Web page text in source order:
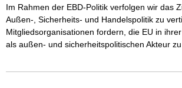
Im Rahmen der EBD-Politik verfolgen wir das
Außen-, Sicherheits- und Handelspolitik zu
Mitgliedsorganisationen fordern, die EU in
als außen- und sicherheitspolitischen Akteur zu